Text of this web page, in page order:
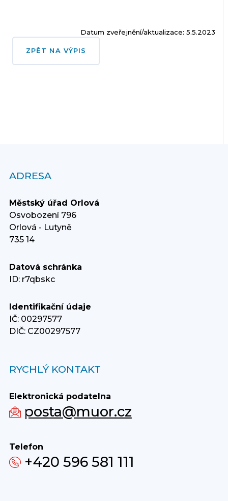
Datum zveřejnění/aktualizace: 5.5.2023
ZPĚT NA VÝPIS
ADRESA
Městský úřad Orlová
Osvobození 796
Orlová - Lutyně
735 14
Datová schránka
ID: r7qbskc
Identifikační údaje
IČ: 00297577
DIČ: CZ00297577
RYCHLÝ KONTAKT
Elektronická podatelna
posta@muor.cz
Telefon
+420 596 581 111